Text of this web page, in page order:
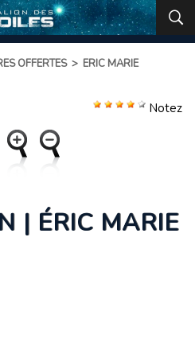
OFFERTES > ERIC MARIE
Notez
| ÉRIC MARIE